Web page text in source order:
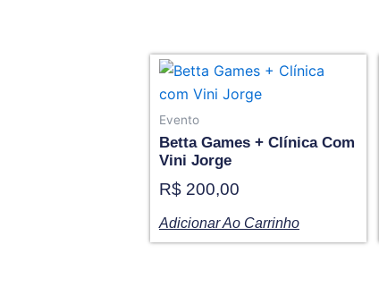
Evento
Betta Games + Clínica Com
Vini Jorge
R$ 200,00
Adicionar Ao Carrinho